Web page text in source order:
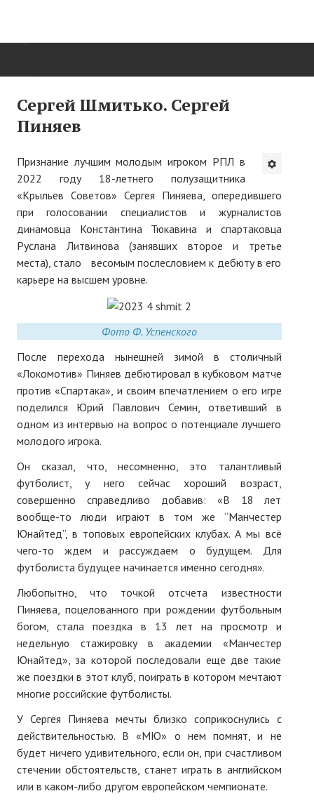
Нас поздравляют...
О нас пишут
О журнале
Памяти Игоря Сосновского
Презентация новых книг
Редакционный совет
Политика обработки персональных данных
Согласие на обработку персональных данных
АРХИВ
2025 г.
№ 10
№ 11
№ 12
№ 1
№ 2
№ 3
№ 4
№ 5
№ 7
№ 8
№ 9
Сергей Шмитько. Сергей
Пиняев
Признание лучшим молодым игроком РПЛ в
2022 году 18-летнего полузащитника
«Крыльев Советов» Сергея Пиняева, опередившего
при голосовании специалистов и журналистов
динамовца Константина Тюкавина и спартаковца
Руслана Литвинова (занявших второе и третье
места), стало весомым послесловием к дебюту в его
карьере на высшем уровне.
Фото Ф. Успенского
После перехода нынешней зимой в столичный
«Локомотив» Пиняев дебютировал в кубковом матче
против «Спартака», и своим впечатлением о его игре
поделился Юрий Павлович Семин, ответивший в
одном из интервью на вопрос о потенциале лучшего
молодого игрока.
Он сказал, что, несомненно, это талантливый
футболист, у него сейчас хороший возраст,
совершенно справедливо добавив: «В 18 лет
вообще-то люди играют в том же “Манчестер
Юнайтед”, в топовых европейских клубах. А мы всё
чего-то ждем и рассуждаем о будущем. Для
футболиста будущее начинается именно сегодня».
Любопытно, что точкой отсчета известности
Пиняева, поцелованного при рождении футбольным
богом, стала поездка в 13 лет на просмотр и
недельную стажировку в академии «Манчестер
Юнайтед», за которой последовали еще две такие
же поездки в этот клуб, поиграть в котором мечтают
многие российские футболисты.
У Сергея Пиняева мечты близко соприкоснулись с
действительностью. В «МЮ» о нем помнят, и не
будет ничего удивительного, если он, при счастливом
стечении обстоятельств, станет играть в английском
или в каком-либо другом европейском чемпионате.